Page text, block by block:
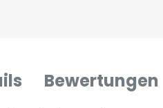
Bewertungen